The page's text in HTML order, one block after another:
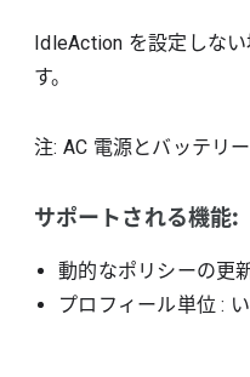
IdleAction を設定しな
す。
注: AC 電源とバッテリ
サポートされる機能:
動的なポリシーの更
プロフィール単位 :